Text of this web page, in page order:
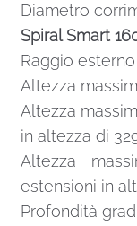
Diametro
Spiral Smart
Raggio
Altezza
Altezza
in altezza di
Altezza
estensioni in
Profondità